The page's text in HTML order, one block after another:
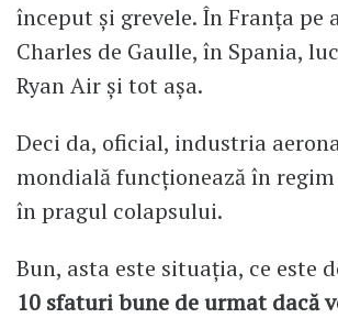
început și grevele. În Franța pe
Charles de Gaulle, în Spania,
Ryan Air și tot așa.
Deci da, oficial, industria
mondială funcționează în regim
în pragul colapsului.
Bun, asta este situația, ce este
10 sfaturi bune de urmat dacă